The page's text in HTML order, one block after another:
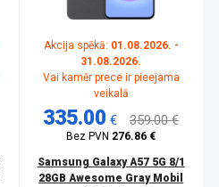
Akcija spēkā: 01.08.2026. -
31.08.2026.
Vai kamēr prece ir pieejama
veikalā
335.00 € 359.00 €
Bez PVN 276.86 €
Samsung Galaxy A57 5G 8/1
28GB Awesome Gray Mobil